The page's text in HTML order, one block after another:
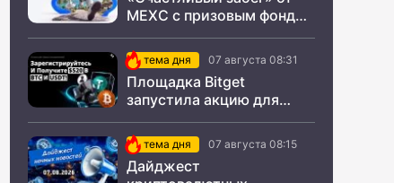
MEXC с призовым фондом
тема дня 07 августа 08:31
Площадка Bitget
запустила акцию для
СНГтема дня 07 августа 08:15
Дайджест